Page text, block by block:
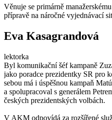
Věnuje se primárně
přípravě na náročné vyjednávací
Eva Kasagrandová
lektorka
Byl komunikační šéf kampaně
jako poradce prezidentky SR pro
sebou má i úspěšnou kampaň
a spolupracoval s generálem
českých prezidentských volbách.
V AKM odpovídá za rozšířené